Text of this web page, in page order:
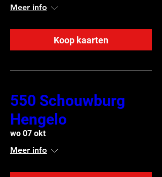
Meer info
Koop kaarten
550 Schouwburg
Hengelo
wo 07 okt
Meer info